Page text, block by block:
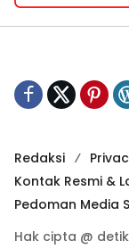
Redaksi
Kontak Resmi &
Pedoman Media
Hak cipta @